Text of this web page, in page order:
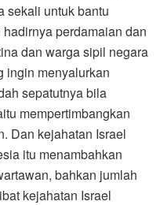
sekali untuk bantu
perdamaian dan
dan warga sipil negara
ingin menyalurkan
sepatutnya bila
mempertimbangkan
Dan kejahatan Israel
itu menambahkan
bahkan jumlah
kejahatan Israel